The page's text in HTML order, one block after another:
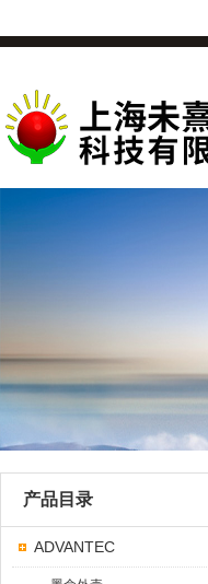
产品目录
ADVANTEC